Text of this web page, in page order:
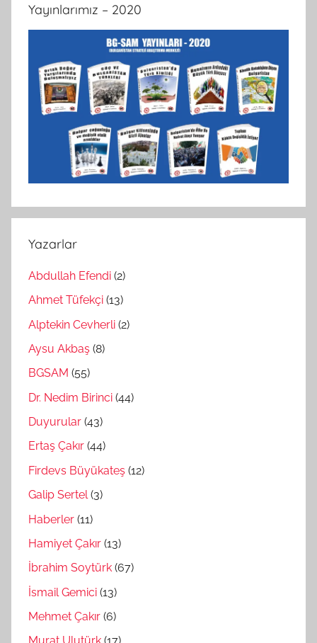
Yayınlarımız – 2020
Yazarlar
Abdullah Efendi (2)
Ahmet Tüfekçi (13)
Alptekin Cevherli (2)
Aysu Akbaş (8)
BGSAM (55)
Dr. Nedim Birinci (44)
Duyurular (43)
Ertaş Çakır (44)
Firdevs Büyükateş (12)
Galip Sertel(3)
Haberler (11)
Hamiyet Çakır (13)
İbrahim Soytürk (67)
İsmail Gemici (13)
Mehmet Çakır (6)